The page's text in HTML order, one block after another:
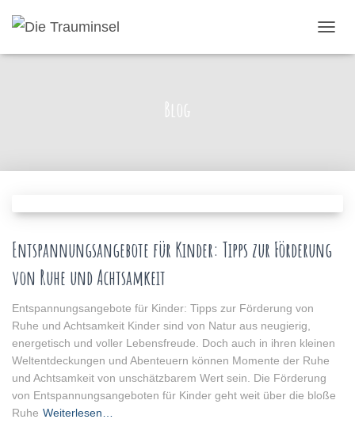
Blog
Entspannungsangebote für Kinder: Tipps zur Förderung
von Ruhe und Achtsamkeit
Entspannungsangebote für Kinder: Tipps zur Förderung von
Ruhe und Achtsamkeit Kinder sind von Natur aus neugierig,
energetisch und voller Lebensfreude. Doch auch in ihren kleinen
Weltentdeckungen und Abenteuern können Momente der Ruhe
und Achtsamkeit von unschätzbarem Wert sein. Die Förderung
von Entspannungsangeboten für Kinder geht weit über die bloße
Ruhe Weiterlesen…